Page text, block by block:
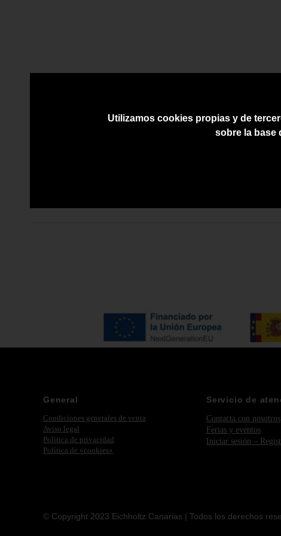
General
Condiciones generales de venta
Aviso legal
Política de privacidad
Política de «cookies»
Servicio de
Contacta con nosotros
Ferias y eventos
Iniciar sesión –
© Copyright 2023 Eichholtz Canarias | Todos los derechos
Utilizamos cookies propias y de
sobre la base